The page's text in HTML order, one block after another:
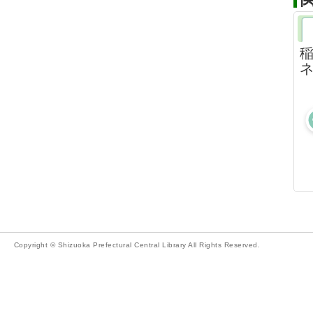
Copyright © Shizuoka Prefectural Central Library All Rights Reserved.